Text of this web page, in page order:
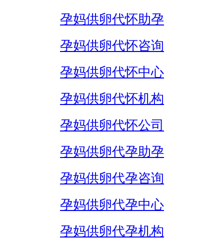
孕妈供卵代怀助孕
孕妈供卵代怀咨询
孕妈供卵代怀中心
孕妈供卵代怀机构
孕妈供卵代怀公司
孕妈供卵代孕助孕
孕妈供卵代孕咨询
孕妈供卵代孕中心
孕妈供卵代孕机构